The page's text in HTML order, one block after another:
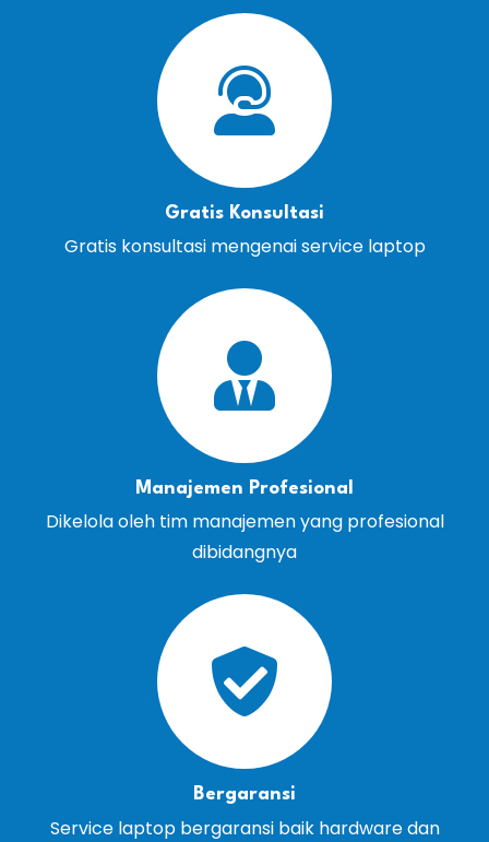
Gratis Konsultasi
Gratis konsultasi mengenai service laptop
Manajemen Profesional
Dikelola oleh tim manajemen yang profesional
dibidangnya
Bergaransi
Service laptop bergaransi baik hardware dan